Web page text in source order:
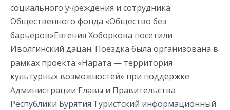
социального учреждения и сотрудника
Общественного фонда «Общество без
барьеров»Евгения Хоборкова посетили
Иволгинский дацан. Поездка была организована в
рамках проекта «Нарата — территория
культурных возможностей» при поддержке
Администрации Главы и Правительства
Республики Бурятия.Туристский информационный